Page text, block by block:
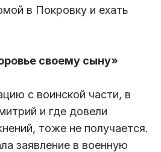
в Покровку и ехать
своему сыну»
с воинской части, в
и где довели
тоже не получается.
заявление в военную